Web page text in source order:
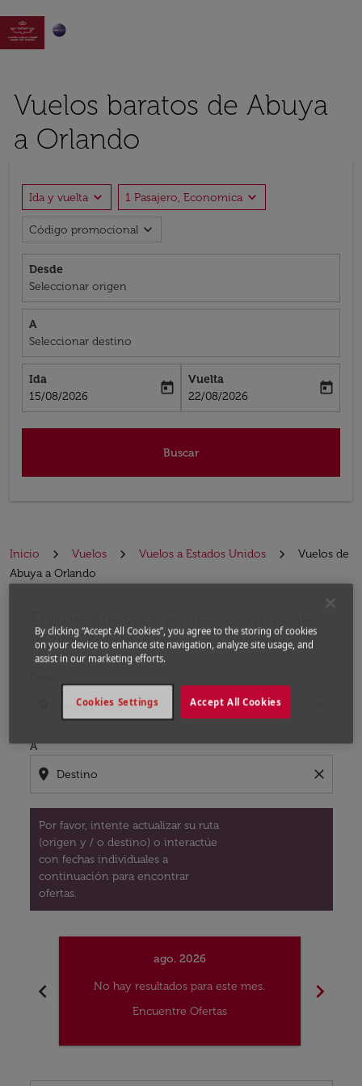

Vuelos baratos de Abuya
a Orlando
Ida y vuelta expand_more 1 Pasajero, Economica expand_more
Código promocional expand_more
Desde
Seleccionar origen
A
Seleccionar destino
Ida
fc-booking-departure-date-aria-label
15/08/2026
today
Vuelta
fc-booking-return-date-aria-label
22/08/2026
today
Buscar
Inicio Vuelos Vuelos a Estados Unidos
Vuelos de
Abuya a Orlando
vuelo desde Abuya a Orlando
A
location_on close
Por favor, intente actualizar su ruta
(origen y / o destino) o interactúe
con fechas individuales a
continuación para encontrar
ofertas.
chevron_left
ago. 2026
No hay resultados para este mes.
Encuentre Ofertas
chevron_right
By clicking “Accept All Cookies”, you agree to the storing of cookies
on your device to enhance site navigation, analyze site usage, and
assist in our marketing efforts.
Accept All Cookies
Cookies Settings